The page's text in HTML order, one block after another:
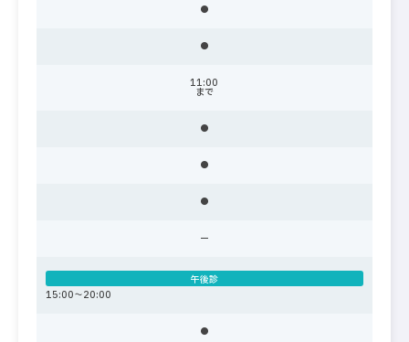
●
●
11:00
まで
●
●
●
ー
午後診
15:00〜20:00
●